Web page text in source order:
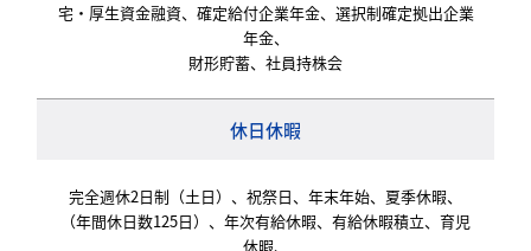
宅・厚生資金融資、確定給付企業年金、選択制確定拠出企業
年金、
財形貯蓄、社員持株会
休日休暇
完全週休2日制（土日）、祝祭日、年末年始、夏季休暇、
（年間休日数125日）、年次有給休暇、有給休暇積立、育児
休暇、